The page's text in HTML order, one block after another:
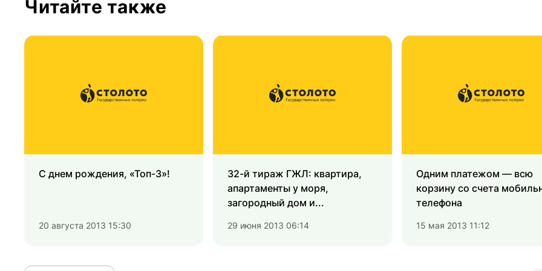
Читайте также
С днем рождения, «Топ-3»!
20 августа 2013 15:30
32-й тираж ГЖЛ: квартира,
апартаменты у моря,
загородный дом и...
29 июня 2013 06:14
Одним платежом ― всю
корзину со счета
телефона
15 мая 2013 11:12